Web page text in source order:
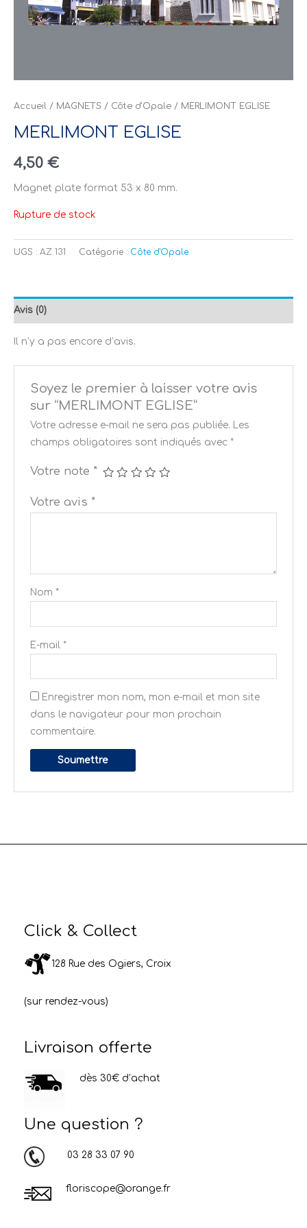
Accueil / MAGNETS / Côte d'Opale / MERLIMONT EGLISE
MERLIMONT EGLISE
4,50 €
Magnet plate format 53 x 80 mm.
Rupture de stock
UGS : AZ 131 Catégorie : Côte d'Opale
Avis (0)
Il n’y a pas encore d’avis.
Soyez le premier à laisser votre avis
sur “MERLIMONT EGLISE”
Votre adresse e-mail ne sera pas publiée. Les
champs obligatoires sont indiqués avec *
Votre note *
Votre avis *
Nom *
E-mail *
Enregistrer mon nom, mon e-mail et mon site
dans le navigateur pour mon prochain
commentaire.
Click & Collect
128 Rue des Ogiers, Croix
(sur rendez-vous)
Livraison offerte
dès 30€ d’achat
Une question ?
03 28 33 07 90
floriscope@orange.fr